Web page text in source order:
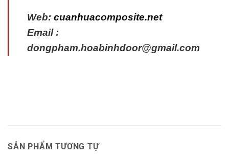
Web: cuanhuacomposite.net
Email :
dongpham.hoabinhdoor@gmail.com
SẢN PHẨM TƯƠNG TỰ